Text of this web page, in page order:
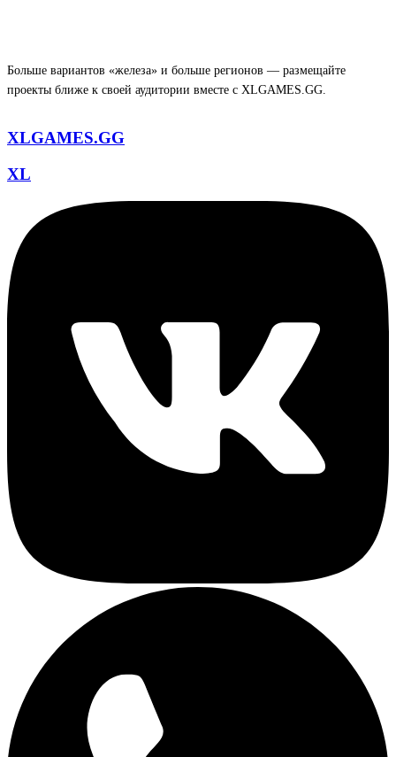
Больше вариантов «железа» и больше регионов — размещайте
проекты ближе к своей аудитории вместе с XLGAMES.GG.
XLGAMES.GG
XL